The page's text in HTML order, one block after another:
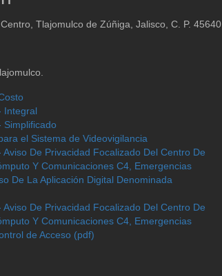
Tlajomulco de Zúñiga, Jalisco, C. P. 45640
Integral
Simplificado
el Sistema de Videovigilancia
Aviso De Privacidad Focalizado Del Centro De
Y Comunicaciones C4, Emergencias
De La Aplicación Digital Denominada
Aviso De Privacidad Focalizado Del Centro De
Y Comunicaciones C4, Emergencias
de Acceso (pdf)